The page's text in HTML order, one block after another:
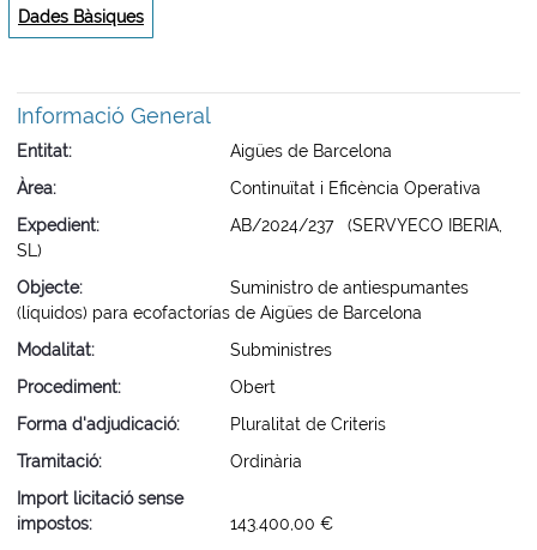
Dades Bàsiques
Informació General
Entitat
Aigües de Barcelona
Àrea
Continuïtat i Eficència Operativa
Expedient
AB/2024/237 (SERVYECO IBERIA,
SL)
Objecte
Suministro de antiespumantes
(líquidos) para ecofactorías de Aigües de Barcelona
Modalitat
Subministres
Procediment
Obert
Forma d'adjudicació
Pluralitat de Criteris
Tramitació
Ordinària
Import licitació sense
impostos
143.400,00 €